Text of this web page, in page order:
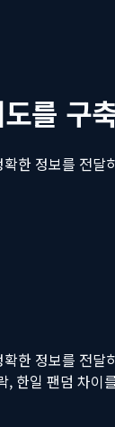
를 구
한 정보를 전
한 정보를 전
, 한일 팬덤 차